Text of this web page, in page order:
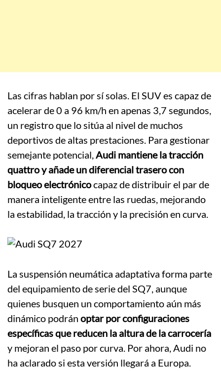
Las cifras hablan por sí solas. El SUV es capaz de
acelerar de 0 a 96 km/h en apenas 3,7 segundos,
un registro que lo sitúa al nivel de muchos
deportivos de altas prestaciones. Para gestionar
semejante potencial,Audi mantiene la tracción
quattro y añade un diferencial trasero con
bloqueo electrónicocapaz de distribuir el par de
manera inteligente entre las ruedas, mejorando
la estabilidad, la tracción y la precisión en curva.
La suspensión neumática adaptativa forma parte
del equipamiento de serie del SQ7, aunque
quienes busquen un comportamiento aún más
dinámico podrán optar por configuraciones
específicas que reducen la altura de la carrocería
y mejoran el paso por curva. Por ahora, Audi no
ha aclarado si esta versión llegará a Europa.